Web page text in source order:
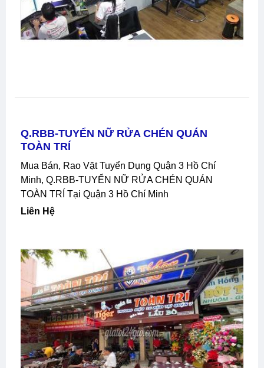
Q.RBB-TUYỂN NỮ RỬA CHÉN QUÁN
TOÀN TRÍ
Mua Bán, Rao Vặt Tuyển Dụng Quận 3 Hồ Chí
Minh, Q.RBB-TUYỂN NỮ RỬA CHÉN QUÁN
TOÀN TRÍ Tại Quận 3 Hồ Chí Minh
Liên Hệ